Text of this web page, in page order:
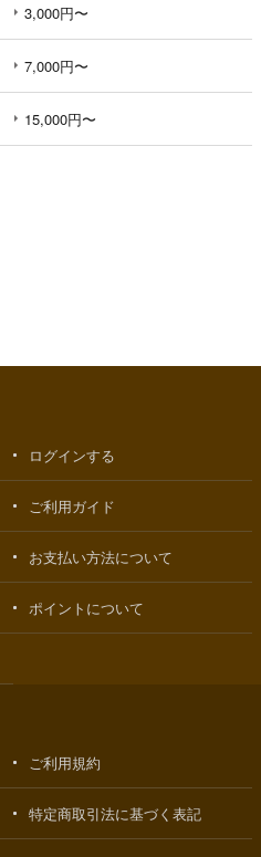
3,000円〜
7,000円〜
15,000円〜
ログインする
ご利用ガイド
お支払い方法について
ポイントについて
ご利用規約
特定商取引法に基づく表記